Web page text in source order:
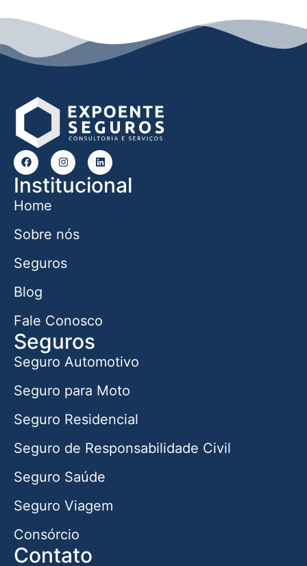
Institucional
Home
Sobre nós
Seguros
Blog
Fale Conosco
Seguros
Seguro Automotivo
Seguro para Moto
Seguro Residencial
Seguro de Responsabilidade Civil
Seguro Saúde
Seguro Viagem
Consórcio
Contato